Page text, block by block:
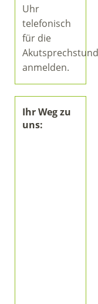
Uhr
telefonisch
für die
anmelden.
Ihr Weg zu
uns: